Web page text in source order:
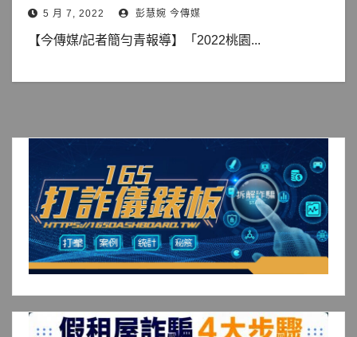
5 月 7, 2022 彭慧婉 今傳媒
【今傳媒/記者簡勻青報導】「2022桃園...